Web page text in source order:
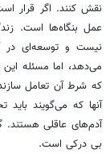
نقش کنند. اگر قرار
نیست و توسعه‌ای در
می‌دهد، اما مسئله این
که شرط آن تعامل
آنها که می‌گویند باید
آدم‌های عاقلی
بی درکی است.